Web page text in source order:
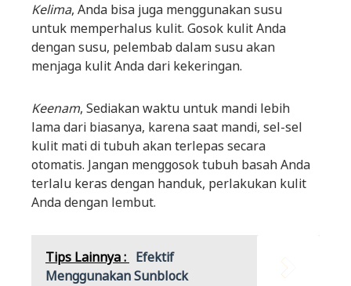
Kelima, Anda bisa juga menggunakan susu
untuk memperhalus kulit. Gosok kulit Anda
dengan susu, pelembab dalam susu akan
menjaga kulit Anda dari kekeringan.
Keenam, Sediakan waktu untuk mandi lebih
lama dari biasanya, karena saat mandi, sel-sel
kulit mati di tubuh akan terlepas secara
otomatis. Jangan menggosok tubuh basah Anda
terlalu keras dengan handuk, perlakukan kulit
Anda dengan lembut.
Tips Lainnya : Efektif
Menggunakan Sunblock